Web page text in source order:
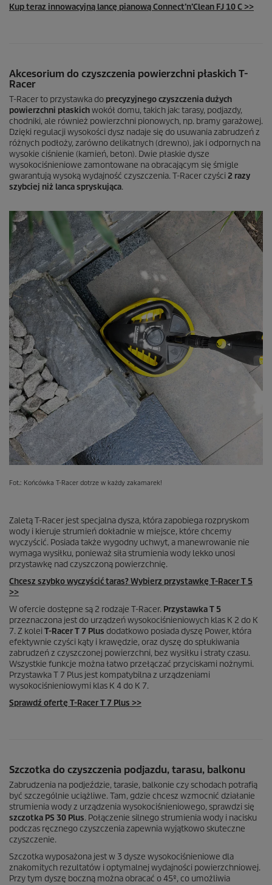
Kup teraz innowacyjną lancę pianową Connect’n’Clean FJ 10 C >>
Akcesorium do czyszczenia powierzchni płaskichT-
Racer
T-Racerto przystawka do precyzyjnego czyszczenia dużych
powierzchni płaskichwokół domu, takich jak: tarasy, podjazdy,
chodniki, ale również powierzchni pionowych, np. bramy garażowej.
Dzięki regulacji wysokości dysz nadaje się do usuwania zabrudzeń z
różnych podłoży, zarówno delikatnych (drewno), jak i odpornych na
wysokie ciśnienie (kamień, beton). Dwie płaskie dysze
wysokociśnieniowe zamontowane na obracającym się śmigle
gwarantują wysoką wydajność czyszczenia.T-Racerczyści 2 razy
szybciej niż lanca spryskująca.
Fot.: Końcówka T-Racer dotrze w każdy zakamarek!
ZaletąT-Racer jest specjalna dysza, która zapobiega rozpryskom
wody i kieruje strumień dokładnie w miejsce, które chcemy
wyczyścić. Posiada także wygodny uchwyt, a manewrowanie nie
wymaga wysiłku, ponieważ siła strumienia wody lekko unosi
przystawkę nad czyszczoną powierzchnię.
Chcesz szybko wyczyścić taras? Wybierz przystawkę T-RacerT 5
>>
W ofercie dostępne są 2 rodzaje T-Racer. Przystawka T 5
przeznaczona jest do urządzeń wysokociśnieniowych klas K 2 do K
7. Z koleiT-RacerT 7 Plus dodatkowo posiada dyszę Power, która
efektywnie czyści kąty i krawędzie, oraz dyszę do spłukiwania
zabrudzeń z czyszczonej powierzchni, bez wysiłku i straty czasu.
Wszystkie funkcje można łatwo przełączać przyciskami nożnymi.
Przystawka T 7 Plus jest kompatybilna z urządzeniami
wysokociśnieniowymi klas K 4 do K 7.
Sprawdź ofertę T-RacerT 7 Plus >>
Szczotka do czyszczenia podjazdu, tarasu, balkonu
Zabrudzenia na podjeździe, tarasie, balkonie czy schodach potrafią
być szczególnie uciążliwe. Tam, gdzie chcesz wzmocnić działanie
strumienia wody z urządzenia wysokociśnieniowego, sprawdzi się
szczotka PS 30 Plus. Połączenie silnego strumienia wody i nacisku
podczas ręcznego czyszczenia zapewnia wyjątkowo skuteczne
czyszczenie.
Szczotka wyposażona jest w 3 dysze wysokociśnieniowe dla
znakomitych rezultatów i optymalnej wydajności powierzchniowej.
Przy tym dyszę boczną można obracać o 45º, co umożliwia